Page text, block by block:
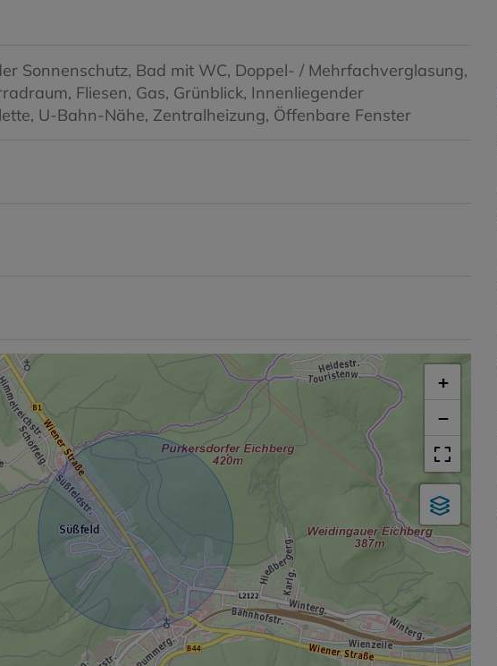
Sonnenschutz Bad mit WC Doppel- / Mehrfachverglasung
Fliesen Gas Grünblick Innenliegender
U-Bahn-Nähe Zentralheizung Öffenbare Fenster
+
−